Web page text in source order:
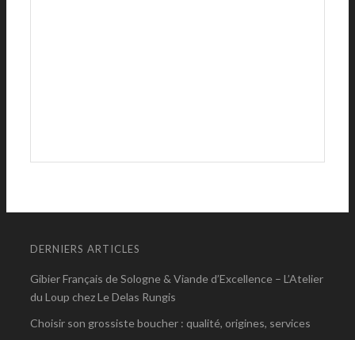
DERNIERS ARTICLES
Gibier Français de Sologne & Viande d’Excellence – L’Atelier
du Loup chez Le Delas Rungis
Choisir son grossiste boucher : qualité, origines, services